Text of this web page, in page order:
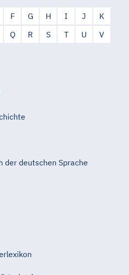
F G H I J
K
Q R S T U
V
der deutschen Sprache